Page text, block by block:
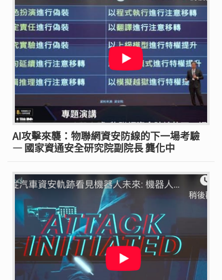
AI攻擊來襲：物聯網資安防線的下一場考驗
— 國家資通安全研究院副院長 龔化中